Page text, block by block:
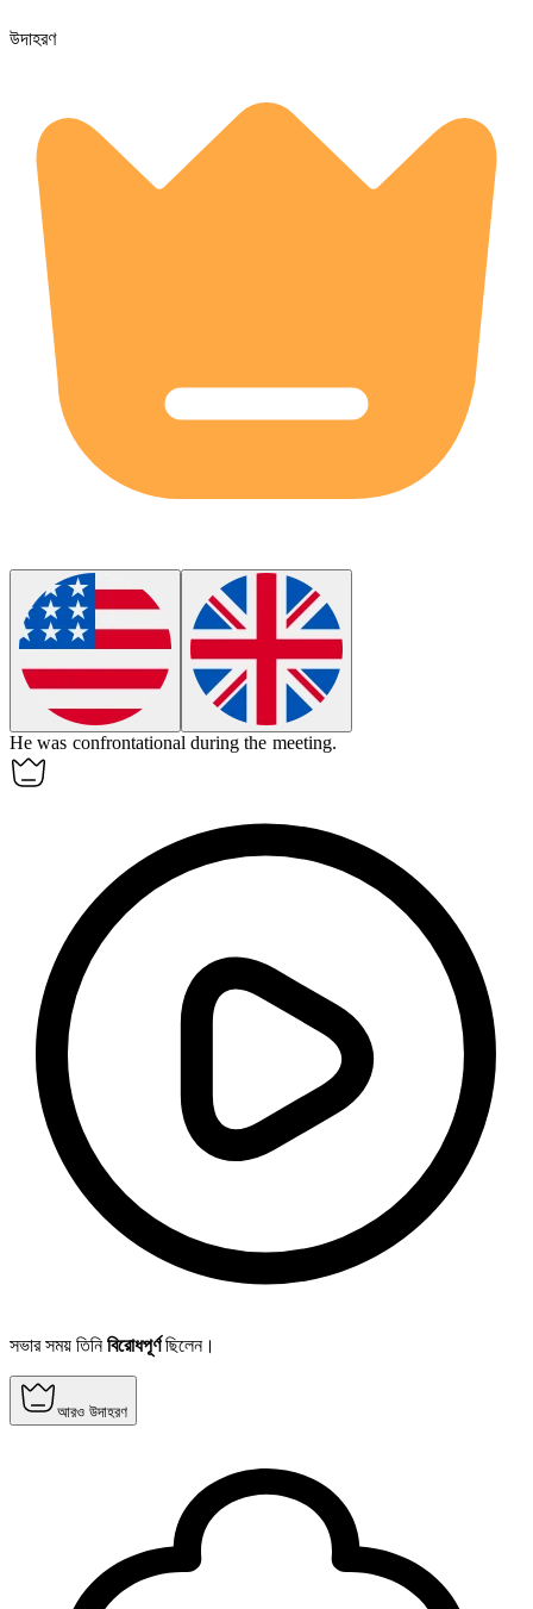
উদাহরণ
He was confrontational during the meeting.
সভার সময় তিনিবিরোধপূর্ণছিলেন।
আরও উদাহরণ